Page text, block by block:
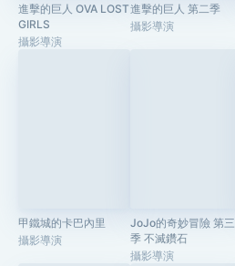
進擊的巨人 OVA LOST
GIRLS
攝影導演
進擊的巨人 第二季
攝影導演
甲鐵城的卡巴內里
攝影導演
JoJo的奇妙冒險 第三
季 不滅鑽石
攝影導演